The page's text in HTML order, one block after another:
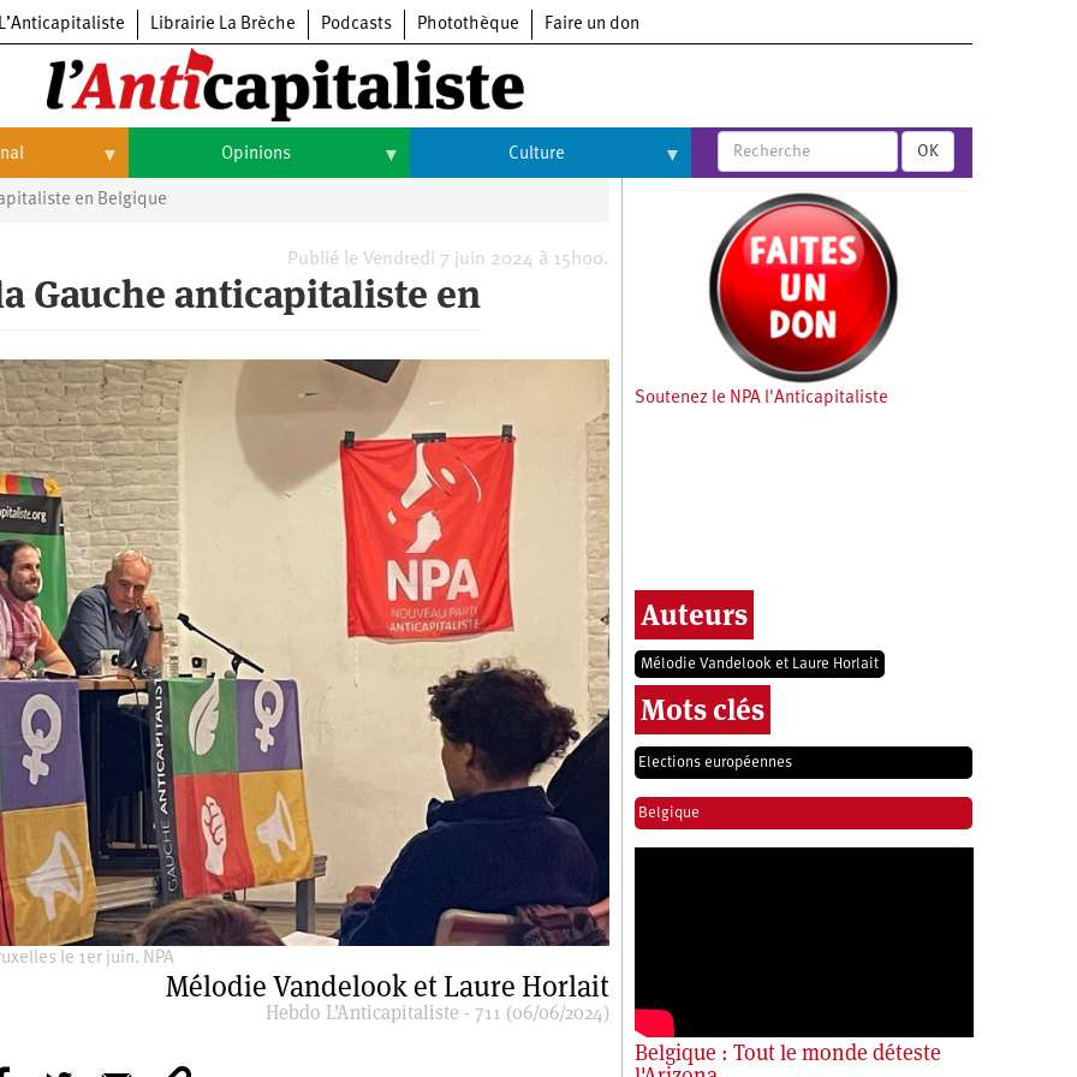
L’Anticapitaliste Librairie La Brèche Podcasts Photothèque Faire un don
Opinions
Opinions
Culture
Arts
Cinéma
Expositions
Livres
Musique
OK
en Belgique
Publié le Vendredi 7 juin 2024 à 15h00.
Gauche anticapitaliste en
le 1er juin. NPA
Mélodie Vandelook et Laure Horlait
Hebdo L’Anticapitaliste - 711 (06/06/2024)
Soutenez le NPA l'Anticapitaliste
Auteurs
Mélodie Vandelook et Laure Horlait
Mots clés
Elections européennes
Belgique
Belgique : Tout le monde déteste